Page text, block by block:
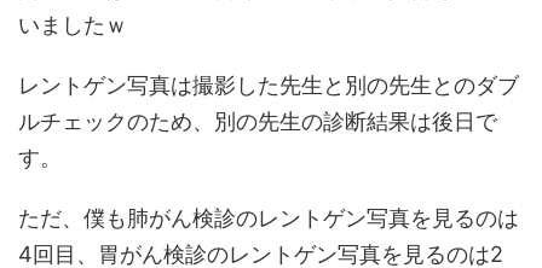
いましたｗ
レントゲン写真は撮影した先生と別の先生とのダブ
ルチェックのため、別の先生の診断結果は後日で
す。
ただ、僕も肺がん検診のレントゲン写真を見るのは
4回目、胃がん検診のレントゲン写真を見るのは2